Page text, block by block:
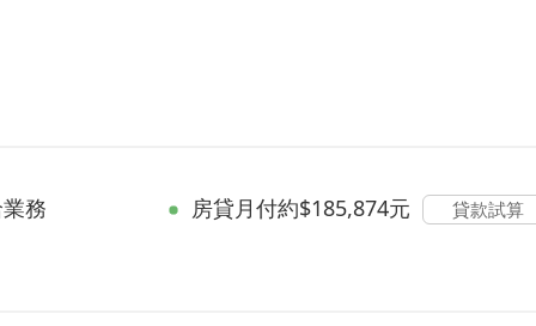
務 房貸 月付約$185,874元 貸款試算